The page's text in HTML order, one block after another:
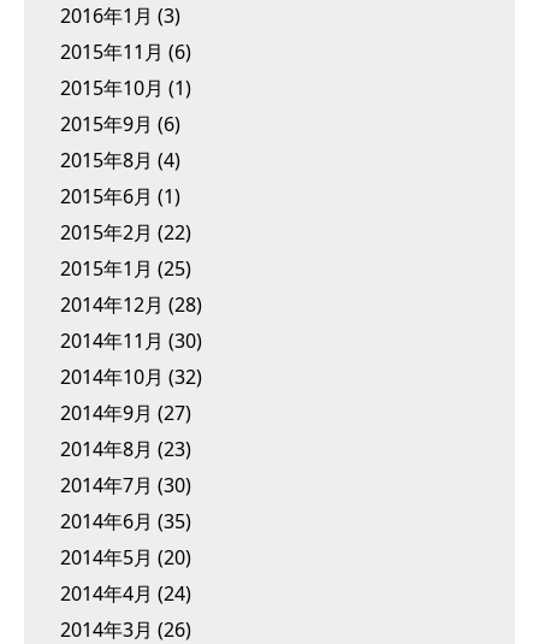
2016年1月 (3)
2015年11月 (6)
2015年10月 (1)
2015年9月 (6)
2015年8月 (4)
2015年6月 (1)
2015年2月 (22)
2015年1月 (25)
2014年12月 (28)
2014年11月 (30)
2014年10月 (32)
2014年9月 (27)
2014年8月 (23)
2014年7月 (30)
2014年6月 (35)
2014年5月 (20)
2014年4月 (24)
2014年3月 (26)